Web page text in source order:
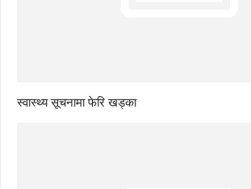
स्वास्थ्य सूचनामा फेरि खड्का